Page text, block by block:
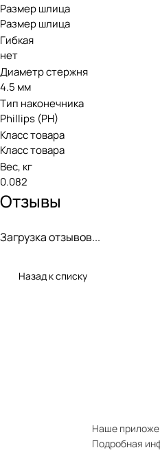
Размер шлица
Размер шлица
Гибкая
нет
Диаметр стержня
4.5 мм
Тип наконечника
Phillips (PH)
Класс товара
Класс товара
Вес, кг
0.082
Отзывы
Загрузка отзывов...
Назад к списку
Наше
Подробная